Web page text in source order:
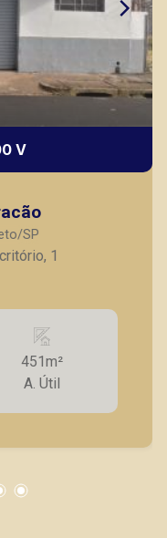
V
Barracão
SP
1
451m²
A. Útil